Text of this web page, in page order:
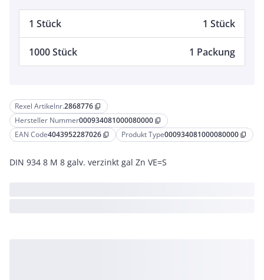
Rexel Artikelnr.2868776 content_copy
Hersteller Nummer000934081000080000 content_copy
EAN Code4043952287026 content_copy Produkt Type000934081000080000 content_copy
DIN 934 8 M 8 galv. verzinkt gal Zn VE=S
1 Stück 1 Stück
1000 Stück 1 Packung